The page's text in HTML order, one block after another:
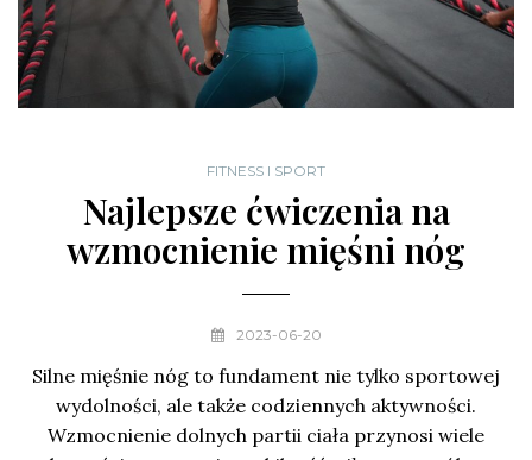
FITNESS I SPORT
Najlepsze ćwiczenia na
wzmocnienie mięśni nóg
2023-06-20
Silne mięśnie nóg to fundament nie tylko sportowej
wydolności, ale także codziennych aktywności.
Wzmocnienie dolnych partii ciała przynosi wiele